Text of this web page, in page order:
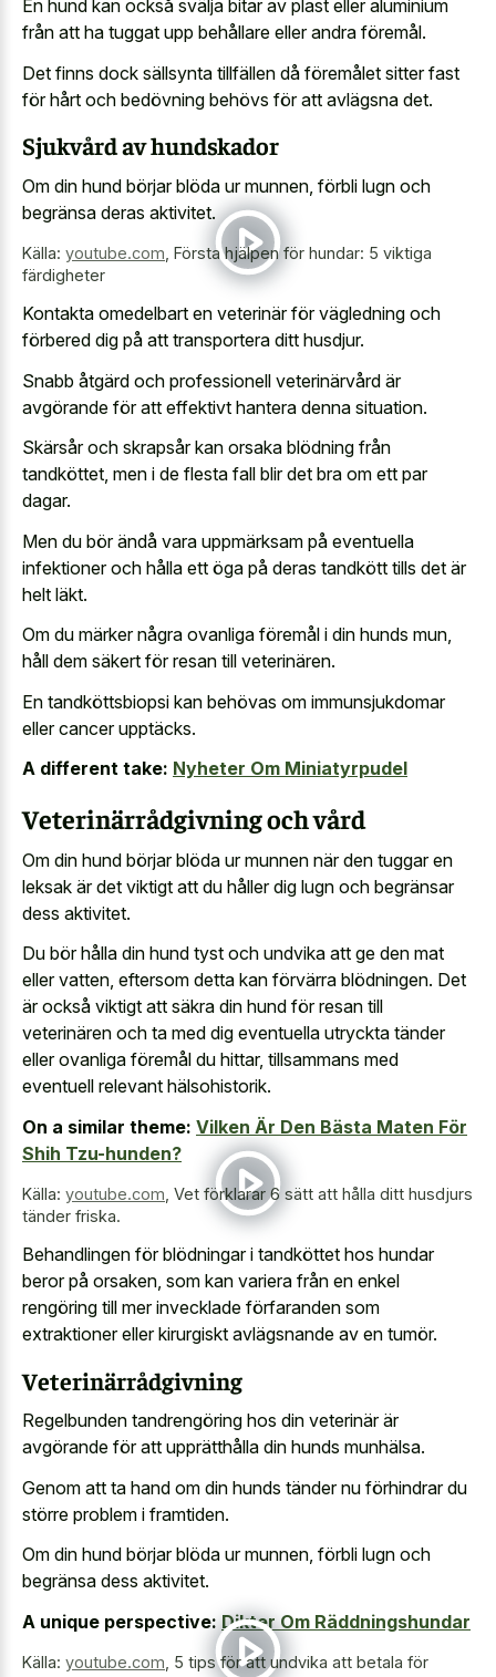
En hund kan också svälja bitar av plast eller aluminium
från att ha tuggat upp behållare eller andra föremål.
Det finns dock sällsynta tillfällen då föremålet sitter fast
för hårt och bedövning behövs för att avlägsna det.
Sjukvård av hundskador
Om din hund börjar blöda ur munnen, förbli lugn och
begränsa deras aktivitet.
Källa: youtube.com Första hjälpen för hundar: 5 viktiga
färdigheter
Kontakta omedelbart en veterinär för vägledning och
förbered dig på att transportera ditt husdjur.
Snabb åtgärd och professionell veterinärvård är
avgörande för att effektivt hantera denna situation.
Skärsår och skrapsår kan orsaka blödning från
tandköttet, men i de flesta fall blir det bra om ett par
dagar.
Men du bör ändå vara uppmärksam på eventuella
infektioner och hålla ett öga på deras tandkött tills det är
helt läkt.
Om du märker några ovanliga föremål i din hunds mun,
håll dem säkert för resan till veterinären.
En tandköttsbiopsi kan behövas om immunsjukdomar
eller cancer upptäcks.
A different take: Nyheter Om Miniatyrpudel
Veterinärrådgivning och vård
Om din hund börjar blöda ur munnen när den tuggar en
leksak är det viktigt att du håller dig lugn och begränsar
dess aktivitet.
Du bör hålla din hund tyst och undvika att ge den mat
eller vatten, eftersom detta kan förvärra blödningen. Det
är också viktigt att säkra din hund för resan till
veterinären och ta med dig eventuella utryckta tänder
eller ovanliga föremål du hittar, tillsammans med
eventuell relevant hälsohistorik.
On a similar theme: Vilken Är Den Bästa Maten För
Shih Tzu-hunden?
Källa: youtube.com Vet förklarar 6 sätt att hålla ditt husdjurs
tänder friska.
Behandlingen för blödningar i tandköttet hos hundar
beror på orsaken, som kan variera från en enkel
rengöring till mer invecklade förfaranden som
extraktioner eller kirurgiskt avlägsnande av en tumör.
Veterinärrådgivning
Regelbunden tandrengöring hos din veterinär är
avgörande för att upprätthålla din hunds munhälsa.
Genom att ta hand om din hunds tänder nu förhindrar du
större problem i framtiden.
Om din hund börjar blöda ur munnen, förbli lugn och
begränsa dess aktivitet.
A unique perspective: Dikter Om Räddningshundar
Källa: youtube.com 5 tips för att undvika att betala för